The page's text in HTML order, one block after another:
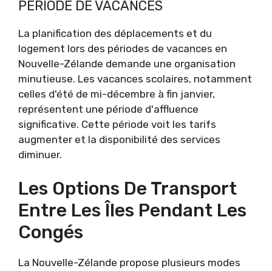
PÉRIODE DE VACANCES
La planification des déplacements et du
logement lors des périodes de vacances en
Nouvelle-Zélande demande une organisation
minutieuse. Les vacances scolaires, notamment
celles d'été de mi-décembre à fin janvier,
représentent une période d'affluence
significative. Cette période voit les tarifs
augmenter et la disponibilité des services
diminuer.
Les Options De Transport
Entre Les Îles Pendant Les
Congés
La Nouvelle-Zélande propose plusieurs modes